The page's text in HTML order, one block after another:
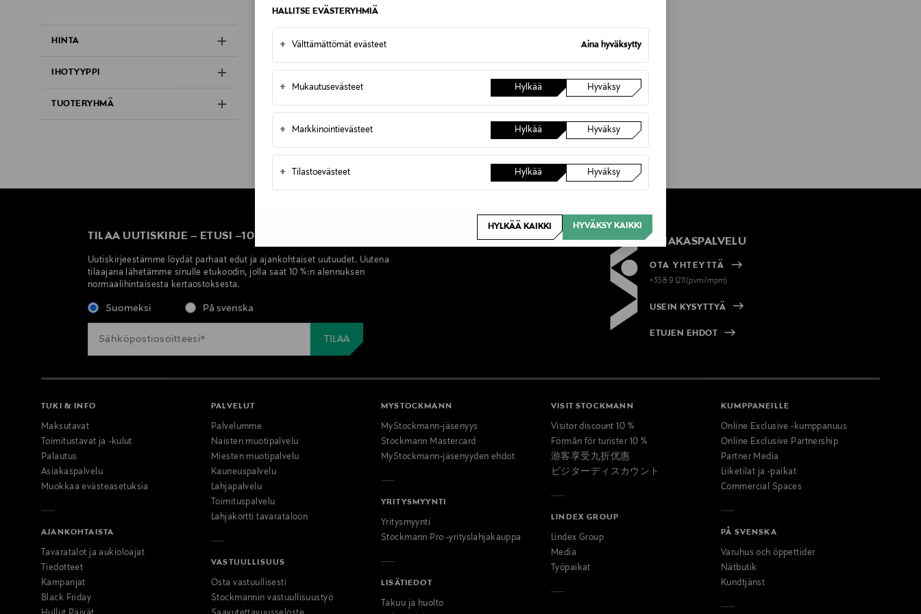
HALLITSE EVÄSTERYHMIÄ
+ Välttämättömät evästeet Aina hyväksytty
+ Mukautusevästeet Hylkää Hyväksy
+ Markkinointievästeet Hylkää Hyväksy
+ Tilastoevästeet Hylkää Hyväksy
HYLKÄÄ KAIKKI HYVÄKSY KAIKKI
HINTA
IHOTYYPPI
TUOTERYHMÄ
TILAA UUTISKIRJE – ETUSI –10 %
Uutiskirjeestämme löydät parhaat edut ja ajankohtaiset uutuudet. Uutena
tilaajana lähetämme sinulle etukoodin, jolla saat 10 %:n alennuksen
normaalihintaisesta kertaostoksesta.
Suomeksi På svenska
ASIAKASPALVELU
OTA YHTEYTTÄ
+358 9 1211(pvm/mpm)
USEIN KYSYTTYÄ
ETUJEN EHDOT
TUKI & INFO
Maksutavat
Toimitustavat ja -kulut
Palautus
Asiakaspalvelu
Muokkaa evästeasetuksia
AJANKOHTAISTA
Tavaratalot ja aukioloajat
Tiedotteet
Kampanjat
Black Friday
PALVELUT
Palvelumme
Naisten muotipalvelu
Miesten muotipalvelu
Kauneuspalvelu
Lahjapalvelu
Toimituspalvelu
Lahjakortti tavarataloon
VASTUULLISUUS
Osta vastuullisesti
Stockmannin vastuullisuustyö
MYSTOCKMANN
MyStockmann-jäsenyys
Stockmann Mastercard
MyStockmann-jäsenyyden ehdot
YRITYSMYYNTI
Yritysmyynti
Stockmann Pro -yrityslahjakauppa
LISÄTIEDOT
Takuu ja huolto
VISIT STOCKMANN
Visitor discount 10 %
Förmån för turister 10 %
游客享受九折优惠
ビジターディスカウント
LINDEX GROUP
Lindex Group
Media
Työpaikat
KUMPPANEILLE
Online Exclusive -kumppanuus
Online Exclusive Partnership
Partner Media
Liiketilat ja -paikat
Commercial Spaces
PÅ SVENSKA
Varuhus och öppettider
Nätbutik
Kundtjänst